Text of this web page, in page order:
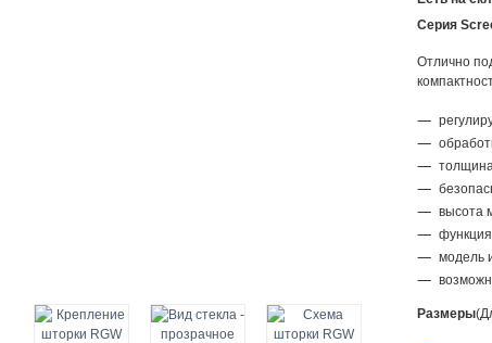
Серия
Отлично
высота
модель
Размеры